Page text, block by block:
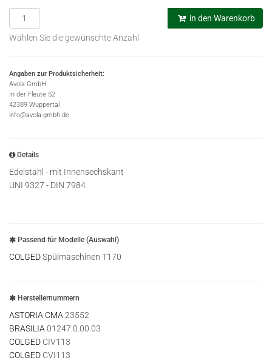
in den Warenkorb
Wählen Sie die gewünschte Anzahl
Angaben zur Produktsicherheit:
Avola GmbH
In der Fleute 52
42389 Wuppertal
info@avola-gmbh.de
Details
Edelstahl - mit Innensechskant
UNI 9327 - DIN 7984
Passend für Modelle (Auswahl)
COLGEDSpülmaschinen T170
Herstellernummern
ASTORIA CMA 23552
BRASILIA 01247.0.00.03
COLGED CIV113
COLGED CVI113